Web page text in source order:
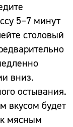
5–7 минут
столовый
вниз.
остывания.
вкусом будет
мясным